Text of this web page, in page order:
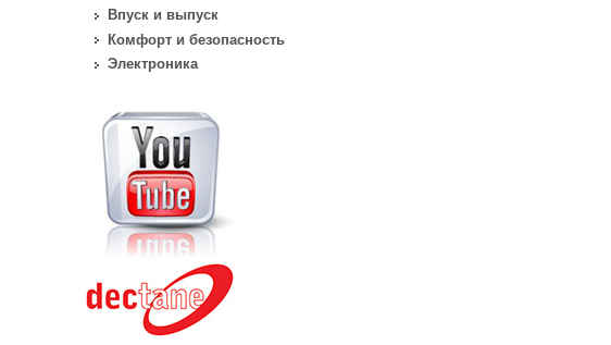
Впуск и выпуск
Комфорт и безопасность
Электроника